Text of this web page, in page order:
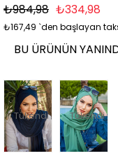
₺984,98 ₺334,98
₺167,49 `den başlayan
BU ÜRÜNÜN
Tükendi Tükendi